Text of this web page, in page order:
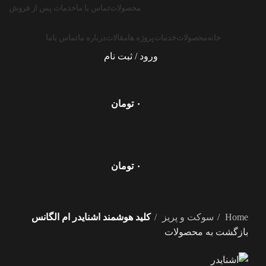
محصولاتتماس با ما خدمات پس از فروش
خانه محصولاتخدماتپروژه ها مقالاتدرباره ما تماس باما
ورود / ثبت نام
۰ تومان
۰ تومان
Home
سوکت و پریز
کلید هوشمند اشنایدر ام الگانس
بازگشت به محصولات